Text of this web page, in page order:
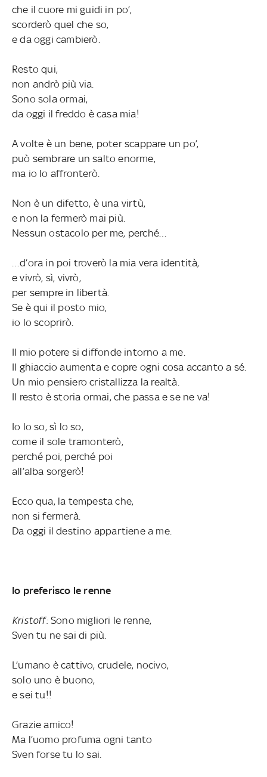
che il cuore mi guidi in po’,
scorderò quel che so,
e da oggi cambierò.
Resto qui,
non andrò più via.
Sono sola ormai,
da oggi il freddo è casa mia!
A volte è un bene, poter scappare un po’,
può sembrare un salto enorme,
ma io lo affronterò.
Non è un difetto, è una virtù,
e non la fermerò mai più.
Nessun ostacolo per me, perché…
…d’ora in poi troverò la mia vera identità,
e vivrò, sì, vivrò,
per sempre in libertà.
Se è qui il posto mio,
io lo scoprirò.
Il mio potere si diffonde intorno a me.
Il ghiaccio aumenta e copre ogni cosa accanto a sé.
Un mio pensiero cristallizza la realtà.
Il resto è storia ormai, che passa e se ne va!
Io lo so, sì lo so,
come il sole tramonterò,
perché poi, perché poi
all’alba sorgerò!
Ecco qua, la tempesta che,
non si fermerà.
Da oggi il destino appartiene a me.
Io preferisco le renne
Kristoff: Sono migliori le renne,
Sven tu ne sai di più.
L’umano è cattivo, crudele, nocivo,
solo uno è buono,
e sei tu!!
Grazie amico!
Ma l’uomo profuma ogni tanto
Sven forse tu lo sai.